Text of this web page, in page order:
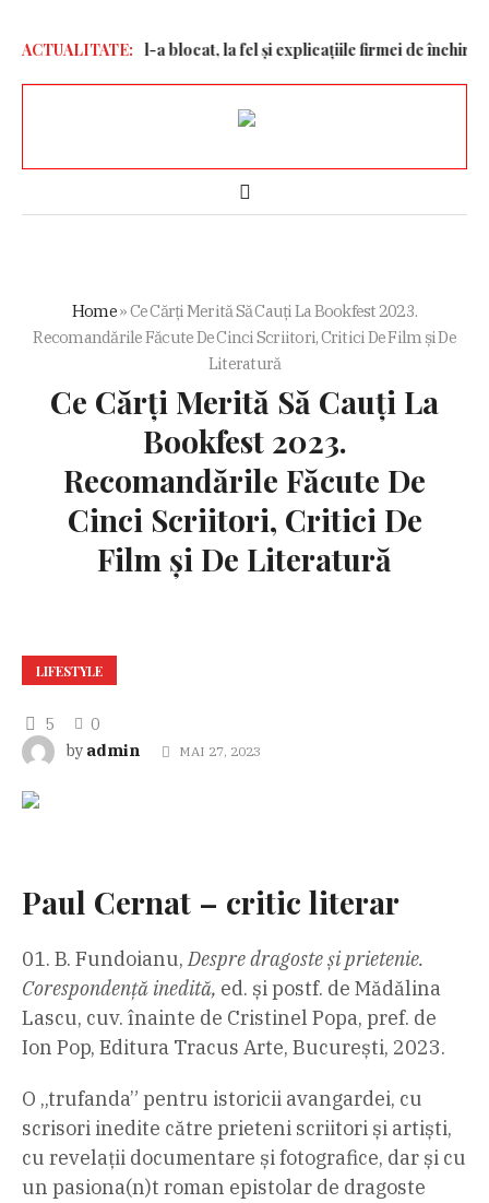
ACTUALITATE:
Factura finală l-a blocat, la fel și explicațiile firmei de închirieri
Home»Ce Cărți Merită Să Cauți La Bookfest 2023.
Recomandările Făcute De Cinci Scriitori, Critici De Film și De
Literatură
Ce Cărți Merită Să Cauți La
Bookfest 2023.
Recomandările Făcute De
Cinci Scriitori, Critici De
Film și De Literatură
LIFESTYLE
5
0
by admin MAI 27, 2023
Paul Cernat – critic literar
B. Fundoianu,Despre dragoste și prietenie.
Corespondență inedită, ed. și postf. de Mădălina
Lascu, cuv. înainte de Cristinel Popa, pref. de
Ion Pop, Editura Tracus Arte, București, 2023.
O „trufanda” pentru istoricii avangardei, cu
scrisori inedite către prieteni scriitori și artiști,
cu revelații documentare și fotografice, dar și cu
un pasiona(n)t roman epistolar de dragoste